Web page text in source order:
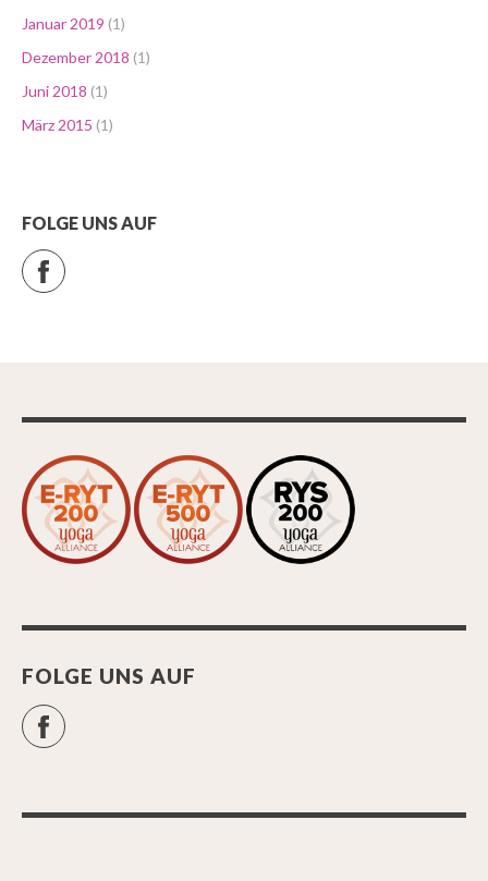
Januar 2019 (1)
Dezember 2018 (1)
Juni 2018 (1)
März 2015 (1)
FOLGE UNS AUF
Facebook
FOLGE UNS AUF
Facebook